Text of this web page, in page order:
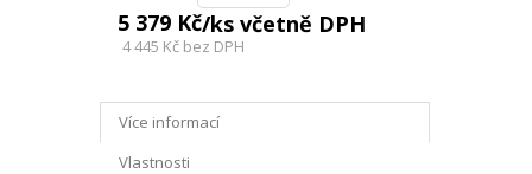
5 379 Kč/ks včetně DPH
4 445 Kč bez DPH
Více informací
Vlastnosti